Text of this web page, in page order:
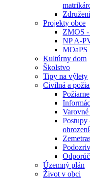
Projekty obce
ZMOS
NP A-
MOaPS
Kultúrny dom
Školstvo
Tipy na výlety
Civilná a
Postupy
Územný plán
Život v obci